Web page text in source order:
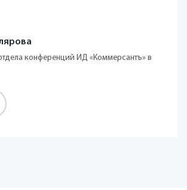
конференций ИД «Коммерсантъ» в